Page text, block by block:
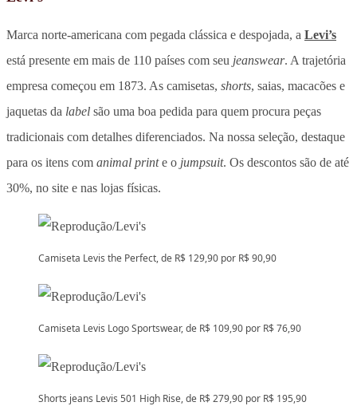
Marca norte-americana com pegada clássica e despojada, a Levi’s
está presente em mais de 110 países com seu jeanswear. A trajetória
empresa começou em 1873. As camisetas, shorts, saias, macacões e
jaquetas da label são uma boa pedida para quem procura peças
tradicionais com detalhes diferenciados. Na nossa seleção, destaque
para os itens com animal printe o jumpsuit. Os descontos são de até
30%, no site e nas lojas físicas.
Camiseta Levis the Perfect, de R$ 129,90 por R$ 90,90
Camiseta Levis Logo Sportswear, de R$ 109,90 por R$ 76,90
Shorts jeans Levis 501 High Rise, de R$ 279,90 por R$ 195,90